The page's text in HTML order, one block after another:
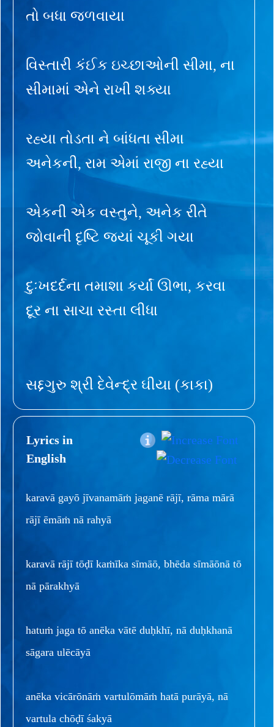
તો બધા જળવાયા
વિસ્તારી કંઈક ઇચ્છાઓની સીમા, ના
સીમામાં એને રાખી શક્યા
રહ્યા તોડતા ને બાંધતા સીમા
અનેકની, રામ એમાં રાજી ના રહ્યા
એકની એક વસ્તુને, અનેક રીતે
જોવાની દૃષ્ટિ જ્યાં ચૂકી ગયા
દુઃખદર્દના તમાશા કર્યાં ઊભા, કરવા
દૂર ના સાચા રસ્તા લીધા
સદ્દગુરુ શ્રી દેવેન્દ્ર ઘીયા (કાકા)
Lyrics in
English
karavā gayō jīvanamāṁ jaganē rājī, rāma mārā
rājī ēmāṁ nā rahyā
karavā rājī tōḍī kaṁīka sīmāō, bhēda sīmāōnā tō
nā pārakhyā
hatuṁ jaga tō anēka vātē duḥkhī, nā duḥkhanā
sāgara ulēcāyā
anēka vicārōnāṁ vartulōmāṁ hatā purāyā, nā
vartula chōḍī śakyā